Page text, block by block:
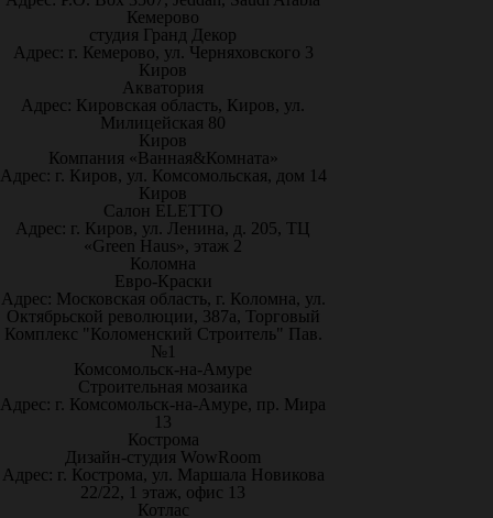
Кемерово
студия Гранд Декор
Адрес: г. Кемерово, ул. Черняховского 3
Киров
Акватория
Адрес: Кировская область, Киров, ул.
Милицейская 80
Киров
Компания «Ванная&Комната»
Адрес: г. Киров, ул. Комсомольская, дом 14
Киров
Салон ELETTO
Адрес: г. Киров, ул. Ленина, д. 205, ТЦ
«Green Haus», этаж 2
Коломна
Евро-Краски
Адрес: Московская область, г. Коломна, ул.
Октябрьской революции, 387а, Торговый
Комплекс "Коломенский Строитель" Пав.
№1
Комсомольск-на-Амуре
Строительная мозаика
Адрес: г. Комсомольск-на-Амуре, пр. Мира
13
Кострома
Дизайн-студия WowRoom
Адрес: г. Кострома, ул. Маршала Новикова
22/22, 1 этаж, офис 13
Котлас